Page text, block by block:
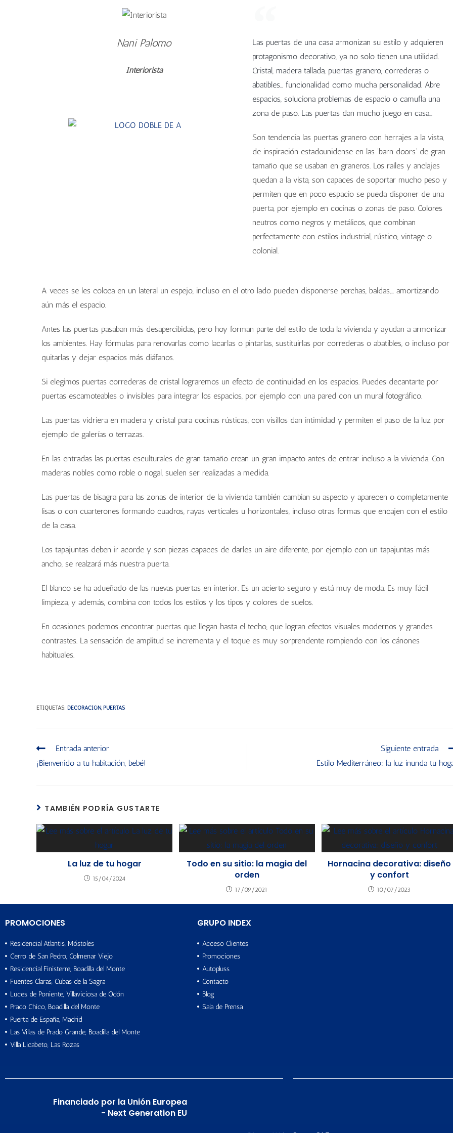
Nani Palomo
Interiorista
Las puertas de una casa armonizan su estilo y adquieren
protagonismo decorativo, ya no solo tienen una utilidad.
Cristal, madera tallada, puertas granero, correderas o
abatibles… funcionalidad como mucha personalidad. Abre
espacios, soluciona problemas de espacio o camufla una
zona de paso. Las puertas dan mucho juego en casa…
Son tendencia las puertas granero con herrajes a la vista,
de inspiración estadounidense en las ‘barn doors’ de gran
tamaño que se usaban en graneros. Los raíles y anclajes
quedan a la vista, son capaces de soportar mucho peso y
permiten que en poco espacio se pueda disponer de una
puerta, por ejemplo en cocinas o zonas de paso. Colores
neutros como negros y metálicos, que combinan
perfectamente con estilos industrial, rústico, vintage o
colonial.
A veces se les coloca en un lateral un espejo, incluso en el otro lado pueden disponerse perchas, baldas,… amortizando
aún más el espacio.
Antes las puertas pasaban más desapercibidas, pero hoy forman parte del estilo de toda la vivienda y ayudan a armonizar
los ambientes. Hay fórmulas para renovarlas como lacarlas o pintarlas, sustituirlas por correderas o abatibles, o incluso por
quitarlas y dejar espacios más diáfanos.
Si elegimos puertas correderas de cristal lograremos un efecto de continuidad en los espacios. Puedes decantarte por
puertas escamoteables o invisibles para integrar los espacios, por ejemplo con una pared con un mural fotográfico.
Las puertas vidriera en madera y cristal para cocinas rústicas, con visillos dan intimidad y permiten el paso de la luz por
ejemplo de galerías o terrazas.
En las entradas las puertas esculturales de gran tamaño crean un gran impacto antes de entrar incluso a la vivienda. Con
maderas nobles como roble o nogal, suelen ser realizadas a medida.
Las puertas de bisagra para las zonas de interior de la vivienda también cambian su aspecto y aparecen o completamente
lisas o con cuarterones formando cuadros, rayas verticales u horizontales, incluso otras formas que encajen con el estilo
de la casa.
Los tapajuntas deben ir acorde y son piezas capaces de darles un aire diferente, por ejemplo con un tapajuntas más
ancho, se realzará más nuestra puerta.
El blanco se ha adueñado de las nuevas puertas en interior. Es un acierto seguro y está muy de moda. Es muy fácil
limpieza, y además, combina con todos los estilos y los tipos y colores de suelos.
En ocasiones podemos encontrar puertas que llegan hasta el techo, que logran efectos visuales modernos y grandes
contrastes. La sensación de amplitud se incrementa y el toque es muy sorprendente rompiendo con los cánones
habituales.
ETIQUETAS: DECORACIÓN, PUERTAS
Entrada anterior
¡Bienvenido a tu habitación, bebé!
Siguiente entrada
Estilo Mediterráneo: la luz inunda tu
TAMBIÉN PODRÍA GUSTARTE
La luz de tu hogar
15/04/2024
Todo en su sitio: la magia del
orden
17/09/2021
Hornacina decorativa: diseño
y confort
10/07/2023
PROMOCIONES
Residencial Atlantis, Móstoles
Cerro de San Pedro, Colmenar Viejo
Residencial Finisterre, Boadilla del Monte
Fuentes Claras, Cubas de la Sagra
Luces de Poniente, Villaviciosa de Odón
Prado Chico, Boadilla del Monte
Puerta de España, Madrid
Las Villas de Prado Grande, Boadilla del Monte
Villa Licabeto, Las Rozas
GRUPO INDEX
Acceso Clientes
Promociones
Autopluss
Contacto
Blog
Sala de Prensa
Financiado por la Unión Europea
- Next Generation EU